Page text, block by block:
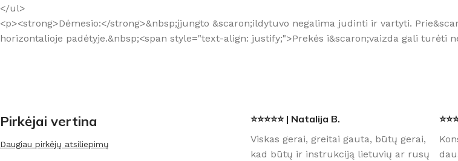
</ul>
<p><strong>Dėmesio:</strong>&nbsp;įjungto &scaron;ildytuvo negalima judinti ir vartyti.
horizontalioje padėtyje.&nbsp;<span style="text-align: justify;">Prekės i&scaron;vaizda gali turėti
Pirkėjai vertina
Daugiau pirkėjų atsiliepimų
⭐⭐⭐⭐⭐ | Natalija B.
Viskas gerai, greitai gauta, būtų gerai,
kad būtų ir instrukciją lietuvių ar rusų